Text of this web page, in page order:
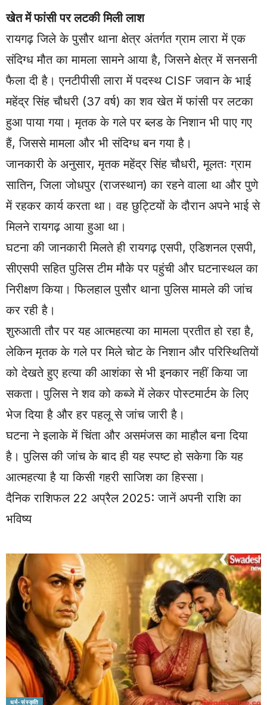
खेत में फांसी पर लटकी मिली लाश
रायगढ़ जिले के पुसौर थाना क्षेत्र अंतर्गत ग्राम लारा में एक
संदिग्ध मौत का मामला सामने आया है, जिसने क्षेत्र में सनसनी
फैला दी है। एनटीपीसी लारा में पदस्थ CISF जवान के भाई
महेंद्र सिंह चौधरी (37 वर्ष) का शव खेत में फांसी पर लटका
हुआ पाया गया। मृतक के गले पर ब्लड के निशान भी पाए गए
हैं, जिससे मामला और भी संदिग्ध बन गया है।
जानकारी के अनुसार, मृतक महेंद्र सिंह चौधरी, मूलतः ग्राम
सातिन, जिला जोधपुर (राजस्थान) का रहने वाला था और पुणे
में रहकर कार्य करता था। वह छुट्टियों के दौरान अपने भाई से
मिलने रायगढ़ आया हुआ था।
घटना की जानकारी मिलते ही रायगढ़ एसपी, एडिशनल एसपी,
सीएसपी सहित पुलिस टीम मौके पर पहुंची और घटनास्थल का
निरीक्षण किया। फिलहाल पुसौर थाना पुलिस मामले की जांच
कर रही है।
शुरुआती तौर पर यह आत्महत्या का मामला प्रतीत हो रहा है,
लेकिन मृतक के गले पर मिले चोट के निशान और परिस्थितियों
को देखते हुए हत्या की आशंका से भी इनकार नहीं किया जा
सकता। पुलिस ने शव को कब्जे में लेकर पोस्टमार्टम के लिए
भेज दिया है और हर पहलू से जांच जारी है।
घटना ने इलाके में चिंता और असमंजस का माहौल बना दिया
है। पुलिस की जांच के बाद ही यह स्पष्ट हो सकेगा कि यह
आत्महत्या है या किसी गहरी साजिश का हिस्सा।
दैनिक राशिफल 22 अप्रैल 2025: जानें अपनी राशि का
भविष्य
धर्म-संस्कृति